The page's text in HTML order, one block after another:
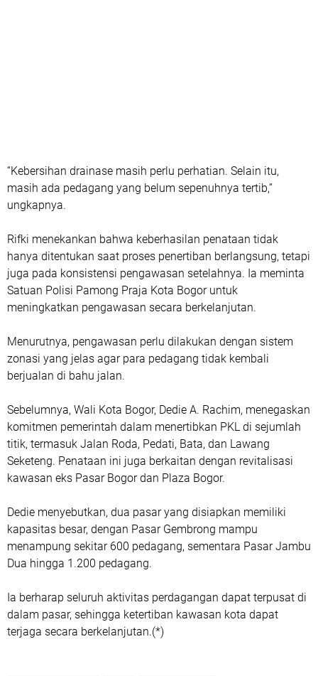
“Kebersihan drainase masih perlu perhatian. Selain itu,
masih ada pedagang yang belum sepenuhnya tertib,”
ungkapnya.
Rifki menekankan bahwa keberhasilan penataan tidak
hanya ditentukan saat proses penertiban berlangsung, tetapi
juga pada konsistensi pengawasan setelahnya. Ia meminta
Satuan Polisi Pamong Praja Kota Bogoruntuk
meningkatkan pengawasan secara berkelanjutan.
Menurutnya, pengawasan perlu dilakukan dengan sistem
zonasi yang jelas agar para pedagang tidak kembali
berjualan di bahu jalan.
Sebelumnya, Wali Kota Bogor, Dedie A. Rachim, menegaskan
komitmen pemerintah dalam menertibkan PKL di sejumlah
titik, termasuk Jalan Roda, Pedati, Bata, dan Lawang
Seketeng. Penataan ini juga berkaitan dengan revitalisasi
kawasan eks Pasar Bogor dan Plaza Bogor.
Dedie menyebutkan, dua pasar yang disiapkan memiliki
kapasitas besar, dengan Pasar Gembrong mampu
menampung sekitar 600 pedagang, sementara Pasar Jambu
Dua hingga 1.200 pedagang.
Ia berharap seluruh aktivitas perdagangan dapat terpusat di
dalam pasar, sehingga ketertiban kawasan kota dapat
terjaga secara berkelanjutan.(*)